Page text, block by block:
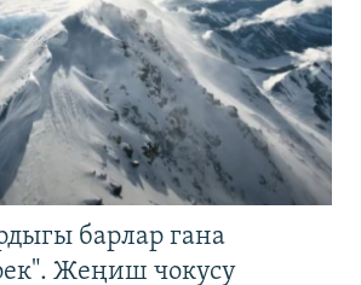
барлар гана
Жеңиш чокусу